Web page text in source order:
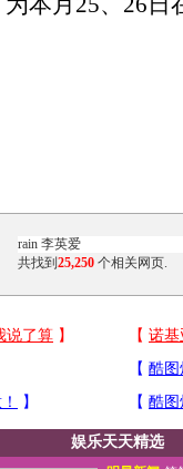
共找到 25,250 个相关网页.
娱乐天天精选